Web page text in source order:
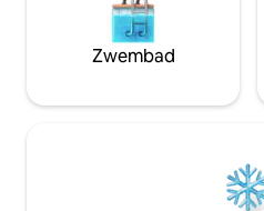
Zwembad